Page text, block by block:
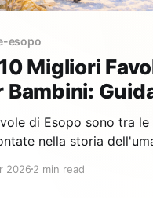
esopo
Migliori
Bambini:
di Esopo sono tra
nella storia
per introdurre i
2026 2 min read